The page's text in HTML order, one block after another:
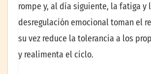
rompe y, al día siguiente, la fatiga y
desregulación emocional toman el
su vez reduce la tolerancia a los
y realimenta el ciclo.